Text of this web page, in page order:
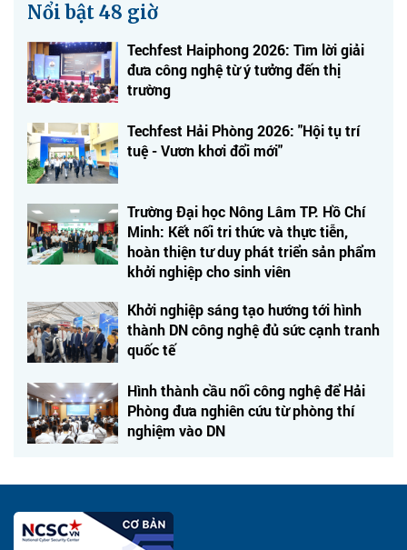
Nổi bật 48 giờ
Techfest Haiphong 2026: Tìm lời giải
đưa công nghệ từ ý tưởng đến thị
trường
Techfest Hải Phòng 2026: "Hội tụ trí
tuệ - Vươn khơi đổi mới"
Trường Đại học Nông Lâm TP. Hồ Chí
Minh: Kết nối tri thức và thực tiễn,
hoàn thiện tư duy phát triển sản phẩm
khởi nghiệp cho sinh viên
Khởi nghiệp sáng tạo hướng tới hình
thành DN công nghệ đủ sức cạnh tranh
quốc tế
Hình thành cầu nối công nghệ để Hải
Phòng đưa nghiên cứu từ phòng thí
nghiệm vào DN